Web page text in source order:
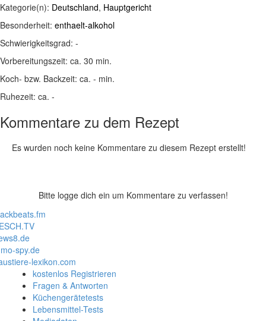
Kategorie(n): Deutschland, Hauptgericht
Besonderheit: enthaelt-alkohol
Schwierigkeitsgrad: -
Vorbereitungszeit: ca. 30 min.
Koch- bzw. Backzeit: ca. - min.
Ruhezeit: ca. -
Kommentare zu dem Rezept
Es wurden noch keine Kommentare zu diesem Rezept erstellt!
Bitte logge dich ein um Kommentare zu verfassen!
spy.de
lexikon.com
kostenlos Registrieren
Fragen & Antworten
Küchengerätetests
Lebensmittel-Tests